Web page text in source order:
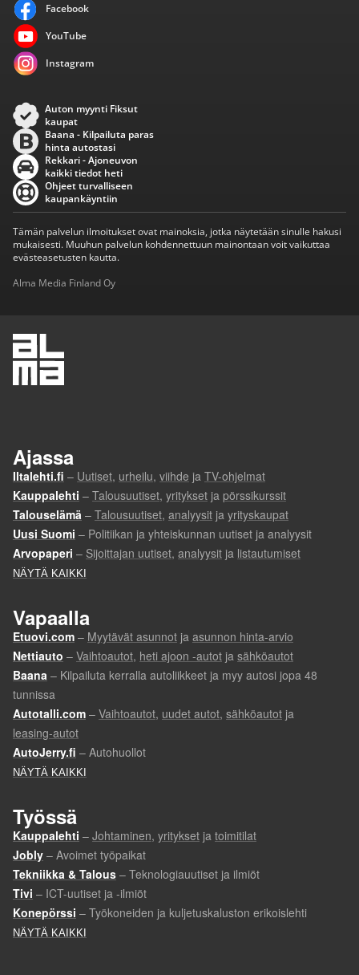
Facebook
YouTube
Instagram
Auton myynti Fiksut
kaupat
Baana - Kilpailuta paras
hinta autostasi
Rekkari - Ajoneuvon
kaikki tiedot heti
Ohjeet turvalliseen
kaupankäyntiin
Tämän palvelun ilmoitukset ovat mainoksia, jotka näytetään sinulle hakusi
mukaisesti. Muuhun palvelun kohdennettuun mainontaan voit vaikuttaa
evästeasetusten kautta.
Alma Media Finland Oy